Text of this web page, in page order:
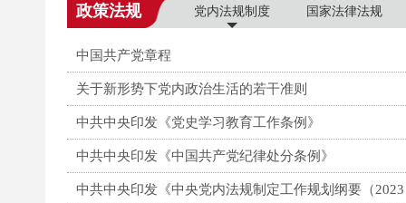
政策法规 党内法规制度 国家法律法规
中国共产党章程
关于新形势下党内政治生活的若干准则
中共中央印发《党史学习教育工作条例》
中共中央印发《中国共产党纪律处分条例》
中共中央印发《中央党内法规制定工作规划纲要（